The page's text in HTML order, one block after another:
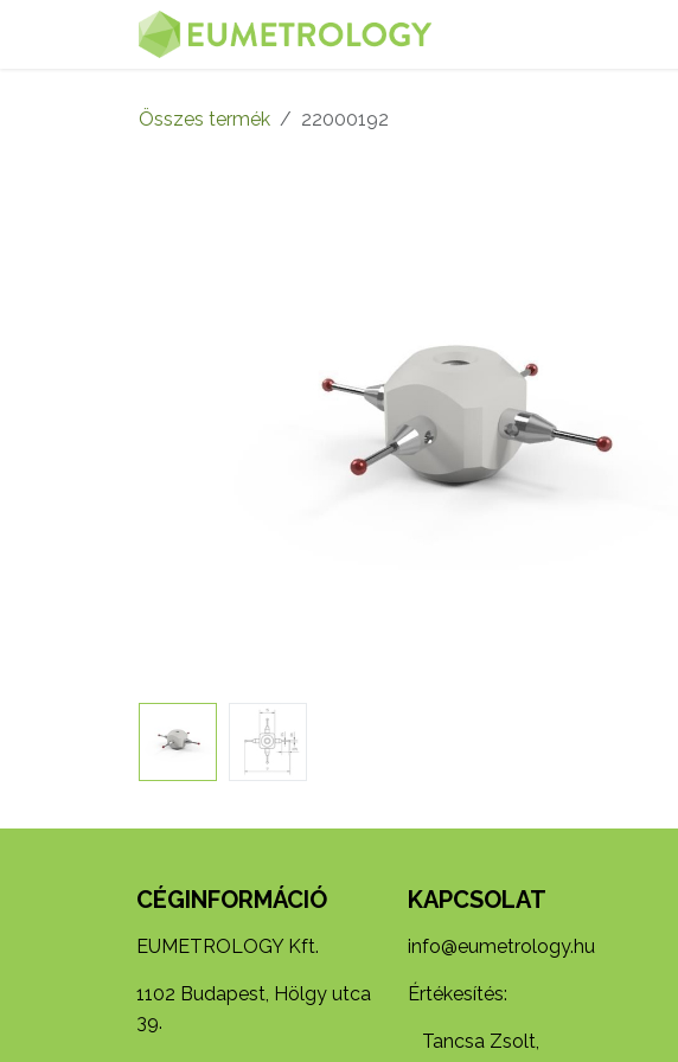
Kihagyás és továbblépés a tartalomhoz
Összes termék 22000192
CÉGINFORMÁCIÓ
EUMETROLOGY Kft.
1102 Budapest, Hölgy utca
39.
KAPCSOLAT
info@eumetrology.hu
Értékesítés:
Tancsa Zsolt,